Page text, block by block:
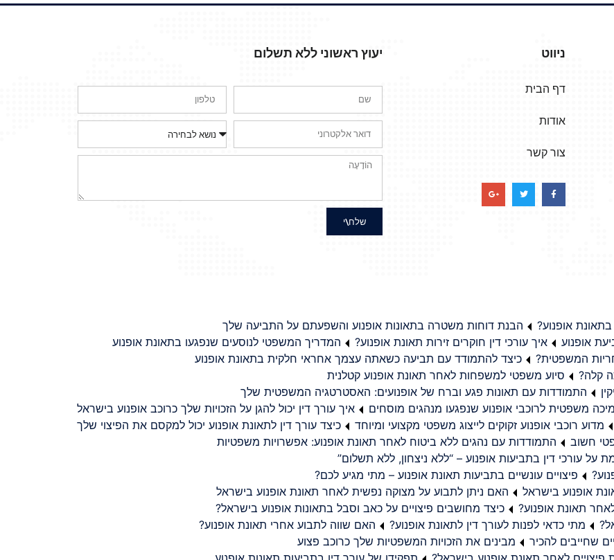
ניווט
דף הבית
אודות
צור קשר
יעוץ ראשוני ללא תשלום
שלח\י
אופנוע?
הבנת דוחות משטרה בתאונות אופנוע והשפעתם על התביעה שלך
אופנוע
איך עורכי דין חוקרים זירות תאונת אופנוע?
המדריך המשפטי לנוסעים שנפגעו בתאונת אופנוע
המשפטית?
כיצד להתמודד עם תביעה כשאתה עצמך אחראי חלקית בתאונת אופנוע
קלה?
סיוע משפטי למשפחות לאחר תאונת אופנוע קטלנית
התמודדות עם תאונות פגע וברח של אופנועים: האסטרטגיה המשפטית שלך
משפטית לרוכבי אופנוע שנפגעו מנהגים מוסחים
איך עורך דין יכול להגן על הזכויות שלך כרוכב אופנוע בישראל
מדוע רוכבי אופנוע זקוקים לייצוג משפטי מקצועי ומיוחד
כיצד עורך דין לתאונת אופנוע יכול למקסם את הפיצוי שלך
חשוב
התמודדות עם נהגים ללא ביטוח לאחר תאונת אופנוע: אפשרויות משפטיות
על עורכי דין בתביעות אופנוע – “ללא ניצחון, ללא תשלום”
פיצויים עונשיים בתביעות תאונת אופנוע – מתי מגיע לכם?
אופנוע בישראל
האם ניתן לתבוע על מצוקה נפשית לאחר תאונת אופנוע בישראל
תאונת אופנוע?
כיצד מחושבים פיצויים על כאב וסבל בתאונות אופנוע בישראל?
מתי כדאי לפנות לעורך דין לתאונת אופנוע?
האם שווה לתבוע אחרי תאונת אופנוע?
שחייבים להכיר
מבינים את הזכויות המשפטיות שלך כרוכב פצוע